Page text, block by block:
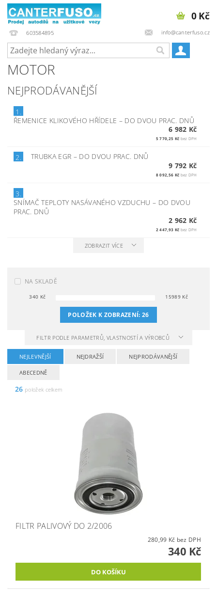
603584895 info@canterfuso.cz
0 Kč
MOTOR
NEJPRODÁVANĚJŠÍ
1.
ŘEMENICE KLIKOVÉHO HŘÍDELE – DO DVOU PRAC. DNŮ
6 982 Kč
5 770,25 Kč bez DPH
2. TRUBKA EGR – DO DVOU PRAC. DNŮ
9 792 Kč
8 092,56 Kč bez DPH
3.
SNÍMAČ TEPLOTY NASÁVANÉHO VZDUCHU– DO DVOU
PRAC. DNŮ
2 962 Kč
2 447,93 Kč bez DPH
ZOBRAZIT VÍCE
NA SKLADĚ
340 Kč 15989Kč
POLOŽEK K ZOBRAZENÍ:26
FILTR PODLE PARAMETRŮ, VLASTNOSTÍ A VÝROBCŮ
NEJLEVNĚJŠÍ NEJDRAŽŠÍ NEJPRODÁVANĚJŠÍ
ABECEDNĚ
26 položek celkem
FILTR PALIVOVÝ DO 2/2006
280,99 Kč bez DPH
340 Kč